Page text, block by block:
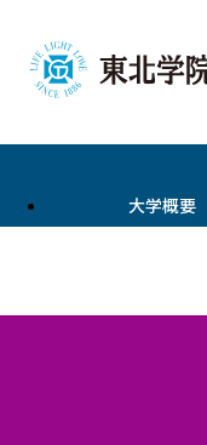
大学概要